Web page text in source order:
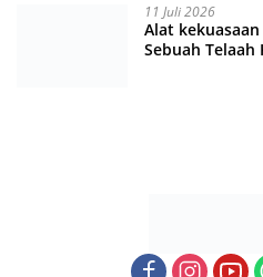
11 Juli 2026
Alat
Sebuah